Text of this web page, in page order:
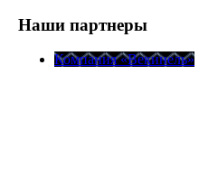
Наши партнеры
Компания «Векинель»